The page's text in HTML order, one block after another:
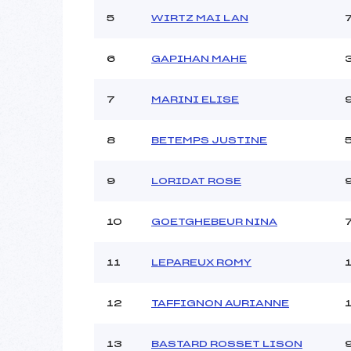
Ouvreurs D :
Catégorie :
5 WIRTZ MAI LAN
6 GAPIHAN MAHE
7 MARINI ELISE
8 BETEMPS JUSTINE
9 LORIDAT ROSE
10 GOETGHEBEUR NINA
11 LEPAREUX ROMY
12 TAFFIGNON AURIANNE
13 BASTARD ROSSET LISON